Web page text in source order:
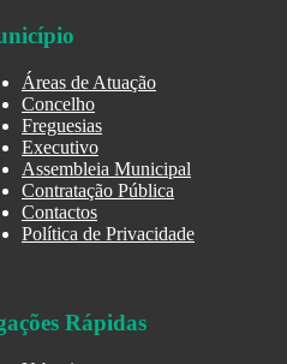
Áreas de Atuação
Concelho
Freguesias
Executivo
Assembleia Municipal
Contratação Pública
Contactos
Política de Privacidade
Rápidas